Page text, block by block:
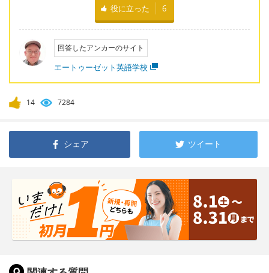
役に立った 6
回答したアンカーのサイト
エートゥーゼット英語学校
14 7284
シェア ツイート